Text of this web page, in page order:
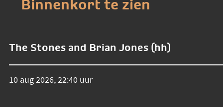
Binnenkort te zien
The Stones and Brian Jones (hh)
10 aug 2026, 22:40 uur